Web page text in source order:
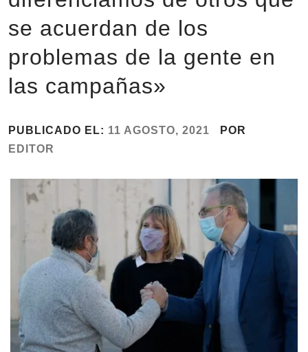
se acuerdan de los
problemas de la gente en
las campañas»
PUBLICADO EL: 11 AGOSTO, 2021
POR
EDITOR